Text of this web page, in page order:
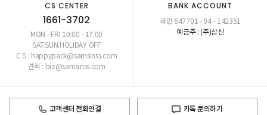
CS CENTER
1661-3702
MON - FRI 10:00 - 17:00
SAT.SUN.HOLIDAY OFF
C S : happypack@samsinss.com
견적 : biz@samsinss.com
BANK ACCOUNT
국민 647701 - 04 - 142351
예금주 : (주)삼신
고객센터 전화연결 카톡 문의하기